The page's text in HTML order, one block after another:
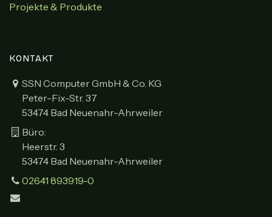
Projekte & Produkte
KONTAKT
SSN Computer GmbH & Co. KG
Peter-Fix-Str. 37
53474 Bad Neuenahr-Ahrweiler
Büro:
Heerstr. 3
53474 Bad Neuenahr-Ahrweiler
02641 893919-0